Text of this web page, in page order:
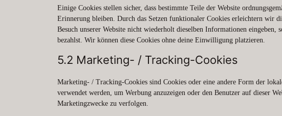
Einige Cookies stellen sicher, dass bestimmte Teile der Website
Erinnerung bleiben. Durch das Setzen funktionaler Cookies erleichtern wir
Besuch unserer Website nicht wiederholt dieselben Informationen
bezahlst. Wir können diese Cookies ohne deine Einwilligung platzieren.
5.2 Marketing- / Tracking-Cookies
Marketing- / Tracking-Cookies sind Cookies oder eine andere Form der
verwendet werden, um Werbung anzuzeigen oder den Benutzer auf dieser
Marketingzwecke zu verfolgen.